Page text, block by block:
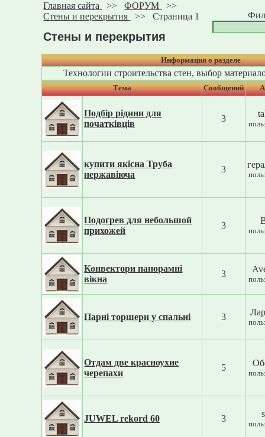
Главная сайта
>>ФОРУМ
>>
Стены и перекрытия
>>Страница 1
Стены и перекрытия
Информация о разделе
Технологии строительства стен, выбор
Тема Cообщений
Подбір рідини для
початківців
3
купити якісна Труба
нержавіюча
3
Подогрев для небольшой
прихожей
3
Конвектори панорамні
вікна
3
Парні торшери у спальні 3
Отдам две красноухие
черепахи
5
JUWEL rekord 60 3